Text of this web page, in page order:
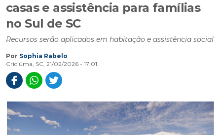
casas e assistência para famílias
no Sul de SC
Recursos serão aplicados em habitação e assistência social
Por Sophia Rabelo
Criciúma, SC, 21/02/2026 - 17:01